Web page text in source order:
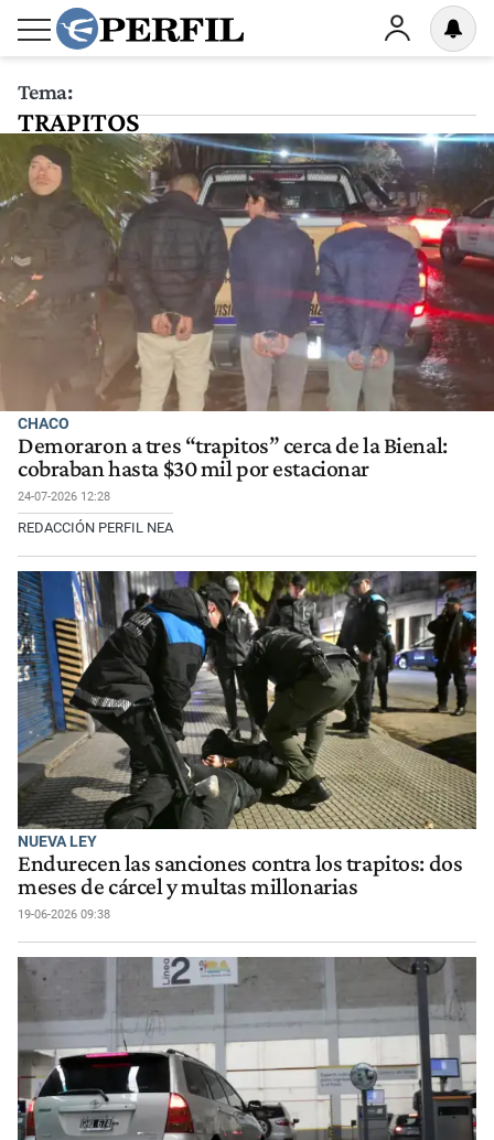
Tema:
TRAPITOS
CHACO
Demoraron a tres “trapitos” cerca de la Bienal:
cobraban hasta $30 mil por estacionar
24-07-2026 12:28
REDACCIÓN PERFIL NEA
NUEVA LEY
Endurecen las sanciones contra los trapitos: dos
meses de cárcel y multas millonarias
19-06-2026 09:38